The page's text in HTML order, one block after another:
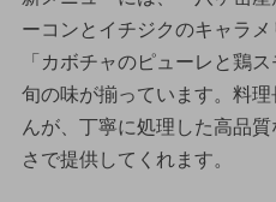
ーコンとイチジクのキャラメ
「カボチャのピューレと鶏
旬の味が揃っています。料
んが、丁寧に処理した高品
さで提供してくれます。